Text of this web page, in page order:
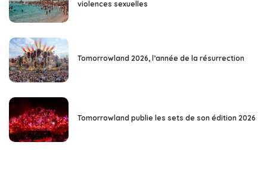
violences sexuelles
Tomorrowland 2026, l’année de la résurrection
Tomorrowland publie les sets de son édition 2026